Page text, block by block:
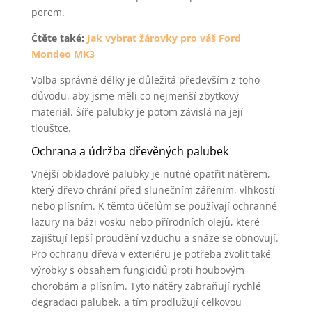
perem.
Čtěte také: Jak vybrat žárovky pro váš Ford
Mondeo MK3
Volba správné délky je důležitá především z toho
důvodu, aby jsme měli co nejmenší zbytkový
materiál. Šíře palubky je potom závislá na její
tloušťce.
Ochrana a údržba dřevěných palubek
Vnější obkladové palubky je nutné opatřit nátěrem,
který dřevo chrání před slunečním zářením, vlhkostí
nebo plísním. K těmto účelům se používají ochranné
lazury na bázi vosku nebo přírodních olejů, které
zajišťují lepší proudění vzduchu a snáze se obnovují.
Pro ochranu dřeva v exteriéru je potřeba zvolit také
výrobky s obsahem fungicidů proti houbovým
chorobám a plísním. Tyto nátěry zabraňují rychlé
degradaci palubek, a tím prodlužují celkovou